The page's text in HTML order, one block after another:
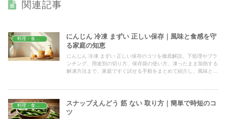
関連記事
にんじん 冷凍 まずい 正しい保存｜風味と食感を守
る家庭の知恵
にんじん 冷凍 まずい 正しい保存のコツを徹底解説。下処理やブラ
ンチング、用途別の切り方、保存袋の使い方、凍ったまま加熱する
解凍方法まで、家庭ですぐ試せる手順をまとめて紹介し、風味と食
スナップえんどう 筋 ない 取り方｜簡単で時短のコ
ツ